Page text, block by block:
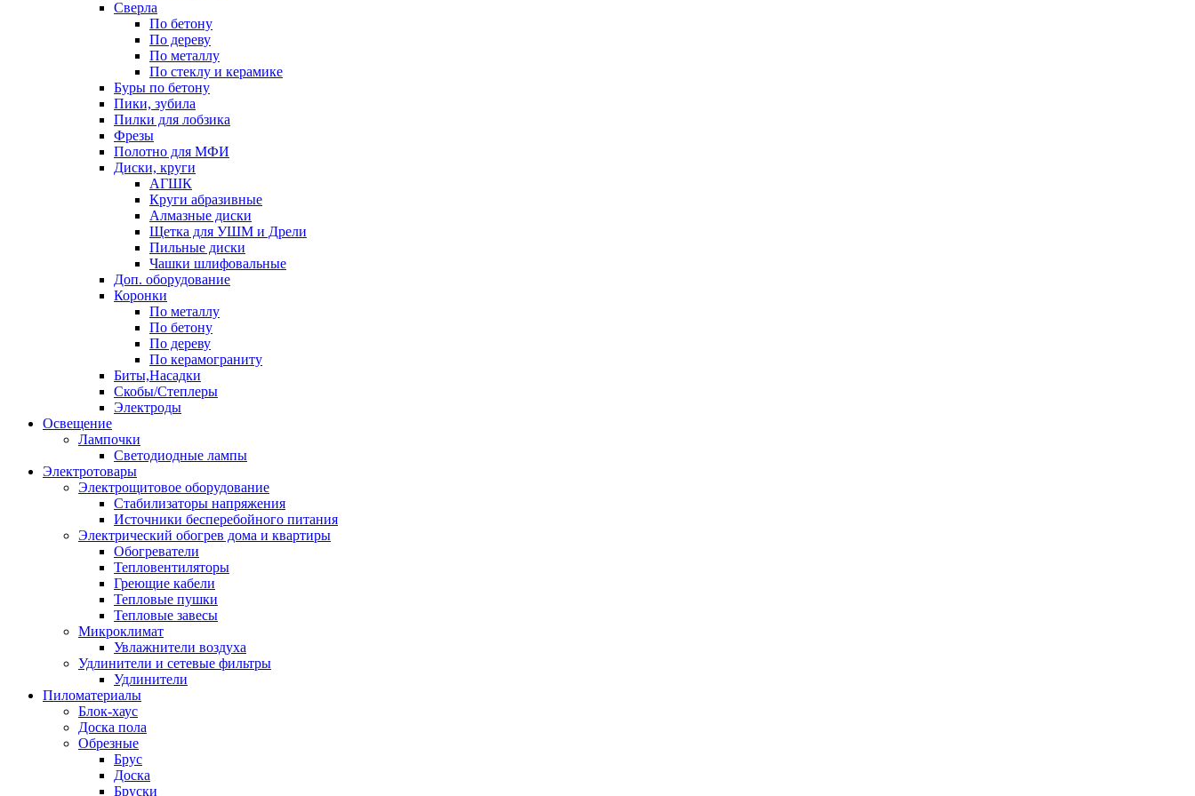
Сверла
По бетону
По дереву
По металлу
По стеклу и керамике
Буры по бетону
Пики, зубила
Пилки для лобзика
Фрезы
Полотно для МФИ
Диски, круги
АГШК
Круги абразивные
Алмазные диски
Щетка для УШМ и Дрели
Пильные диски
Чашки шлифовальные
Доп. оборудование
Коронки
По металлу
По бетону
По дереву
По керамограниту
Биты,Насадки
Скобы/Степлеры
Электроды
Освещение
Лампочки
Светодиодные лампы
Электротовары
Электрощитовое оборудование
Стабилизаторы напряжения
Источники бесперебойного питания
Электрический обогрев дома и квартиры
Обогреватели
Тепловентиляторы
Греющие кабели
Тепловые пушки
Тепловые завесы
Микроклимат
Увлажнители воздуха
Удлинители и сетевые фильтры
Удлинители
Пиломатериалы
Блок-хаус
Доска пола
Обрезные
Брус
Доска
Бруски